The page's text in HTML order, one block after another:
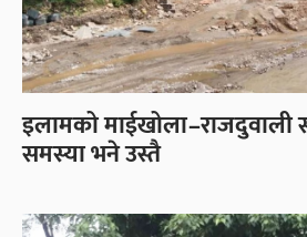
इलामको माईखोला–राजदुवाली
समस्या भने उस्तै